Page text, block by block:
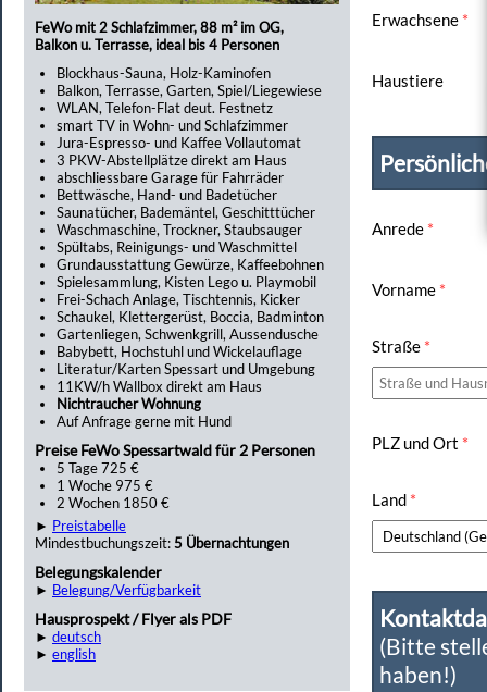
FeWo mit 2 Schlafzimmer, 88 m² im OG,
Balkon u. Terrasse, ideal bis 4 Personen
Blockhaus-Sauna, Holz-Kaminofen
Balkon, Terrasse, Garten, Spiel/Liegewiese
WLAN, Telefon-Flat deut. Festnetz
smart TV in Wohn- und Schlafzimmer
Jura-Espresso- und Kaffee Vollautomat
3 PKW-Abstellplätze direkt am Haus
abschliessbare Garage für Fahrräder
Bettwäsche, Hand- und Badetücher
Saunatücher, Bademäntel, Geschitttücher
Waschmaschine, Trockner, Staubsauger
Spültabs, Reinigungs- und Waschmittel
Grundausstattung Gewürze, Kaffeebohnen
Spielesammlung, Kisten Lego u. Playmobil
Frei-Schach Anlage, Tischtennis, Kicker
Schaukel, Klettergerüst, Boccia, Badminton
Gartenliegen, Schwenkgrill, Aussendusche
Babybett, Hochstuhl und Wickelauflage
Literatur/Karten Spessart und Umgebung
11KW/h Wallbox direkt am Haus
Nichtraucher Wohnung
Auf Anfrage gerne mit Hund
Preise FeWo Spessartwald für 2 Personen
5 Tage 725 €
1 Woche 975 €
2 Wochen 1850 €
► Preistabelle
Mindestbuchungszeit:5 Übernachtungen
Belegungskalender
► Belegung/Verfügbarkeit
Hausprospekt / Flyer als PDF
► deutsch
► english
Erwachsene *
Haustiere
Anrede *
Vorname *
Straße *
PLZ und Ort *
Land *
(Bitte
haben!)